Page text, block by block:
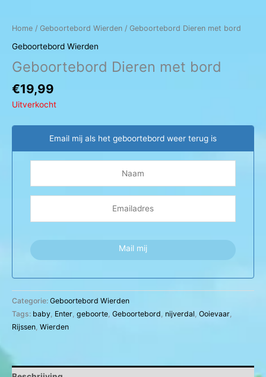
Home / Geboortebord Wierden / Geboortebord Dieren met bord
Geboortebord Wierden
Geboortebord Dieren met bord
€19,99
Uitverkocht
Email mij als het geboortebord weer terug is
Mail mij
Categorie: Geboortebord Wierden
Tags: baby Enter geboorte Geboortebord nijverdal Ooievaar
Rijssen Wierden